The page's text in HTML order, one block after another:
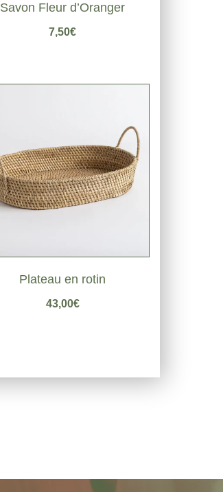
Savon Fleur d’Oranger
7,50€
Plateau en rotin
43,00€